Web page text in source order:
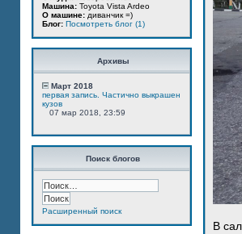
Машина: Toyota Vista Ardeo
О машине: диванчик =)
Блог: Посмотреть блог (1)
Архивы
Март 2018
первая запись. Частично выкрашен
кузов
07 мар 2018, 23:59
Поиск блогов
Расширенный поиск
В